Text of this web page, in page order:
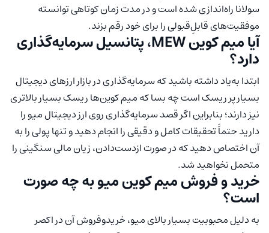
سولانا راه‌اندازی شده است و در مدت زمان کوتاهی توانسته
موفقیت‌های قابلِ‌قبولی را برای خود رقم بزند.
آیا میم کوین MEW، پتانسیل سرمایه‌گذاری
دارد؟
ابتدا به‌یاد داشته باشید که سرمایه‌گذاری در بازار ارزهای دیجیتال
بسیار پر ریسک است چه بسا که میم کوین‌ها ریسک بسیار بالاتری
نیز دارند؛ بنابراین اگر قصد سرمایه‌گذاری روی ارز دیجیتال میو را
دارید حتماََ تحقیقات کامل و دقیقی را انجام دهید و تنها پولی را به
آن اختصاص دهید که در صورت ازدست‌دادن، زیان مالی سنگینی را
متحمل نخواهید شد.
خرید و فروش میم کوین میو به چه صورت
است؟
به دلیل محبوبیت بسیار بالای میو، خریدوفروش آن در اکصر